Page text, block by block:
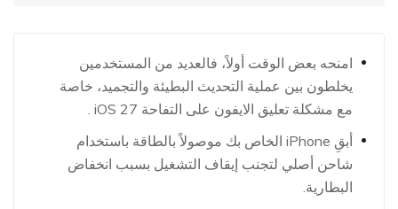
امنحه بعض الوقت أولاً، فالعديد من المستخدمين
يخلطون بين عملية التحديث البطيئة والتجميد، خاصة
مع مشكلة تعليق الايفون على التفاحة iOS 27 .
أبقِ iPhone الخاص بك موصولاً بالطاقة باستخدام
شاحن أصلي لتجنب إيقاف التشغيل بسبب انخفاض
البطارية.